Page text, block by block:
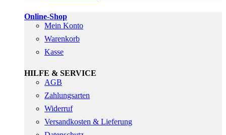
Online-Shop
Mein Konto
Warenkorb
Kasse
HILFE & SERVICE
AGB
Zahlungsarten
Widerruf
Versandkosten & Lieferung